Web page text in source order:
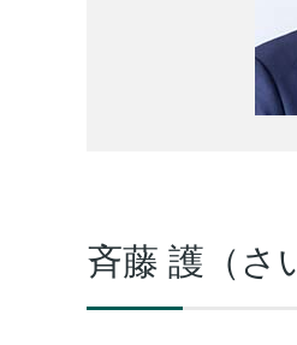
斉藤 護（さ